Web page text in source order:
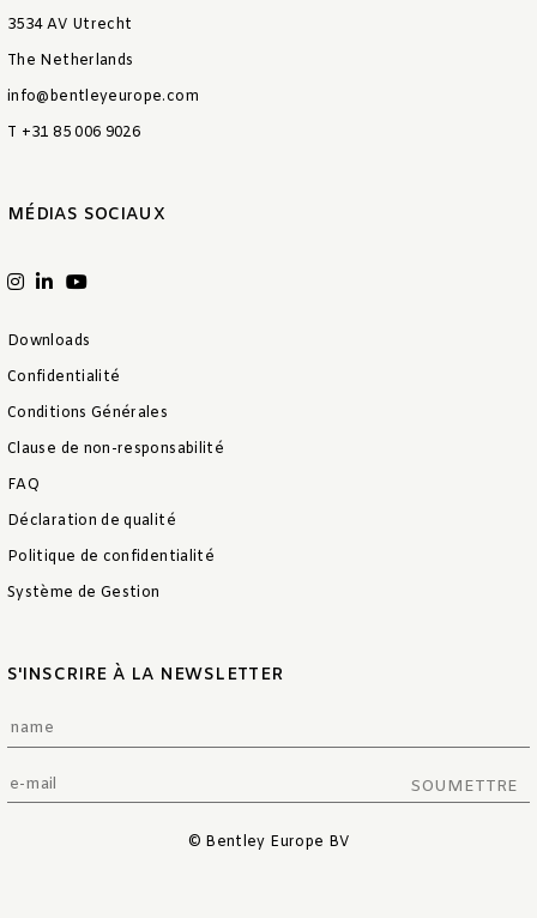
3534 AV Utrecht
The Netherlands
info@bentleyeurope.com
T +31 85 006 9026
MÉDIAS SOCIAUX
Downloads
Confidentialité
Conditions Générales
Clause de non-responsabilité
FAQ
Déclaration de qualité
Politique de confidentialité
Système de Gestion
S'INSCRIRE À LA NEWSLETTER
SOUMETTRE
© Bentley Europe BV